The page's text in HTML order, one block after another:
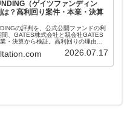
（ゲイツファンディン
は？高利回り案件・本業・決算
の評判を、公式公開ファンドの利
間、GATES株式会社と親会社GATES
・決算から検証。高利回りの理由、
に公式条件と本文の注意点を確認した
2026.07.17